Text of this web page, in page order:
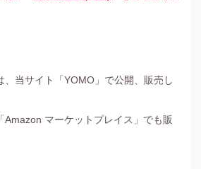
、当サイト「YOMO」で公開、販売し
Amazon マーケットプレイス」でも販